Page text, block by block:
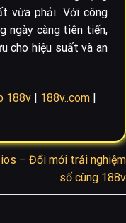
vừa phải. Với công
ngày càng tiên tiến,
cho hiệu suất và an
188v | 188v..com |
– Đổi mới trải nghiệm
số cùng 188v